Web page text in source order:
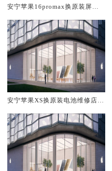
安宁苹果16promax换原装屏幕
安宁苹果XS换原装电池维修店大